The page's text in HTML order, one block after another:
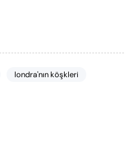
londra'nın köşkleri